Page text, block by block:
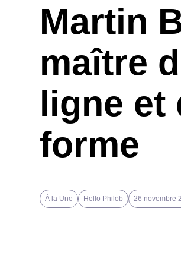
Martin
maître
ligne et
forme
À la Une Hello Philob 26 novembre